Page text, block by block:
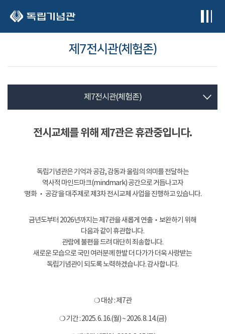
제7전시관(체험존)
제7전시관(체험존)
전시교체를 위해 제7관은 휴관중입니다.
독립기념관은 기억과 공감, 감동과 울림의 의미를 전달하는
역사적 마인드마크(mindmark) 공간으로 거듭나고자
‘평화 ‧ 공감’을 대주제로 제3차 전시교체 사업을 진행하고 있습니다.
금년도부터 2026년까지는 제7관을 새롭게 연출‧보완하기 위해
다음과 같이 휴관합니다.
관람에 불편을 드려 대단히 죄송합니다.
새로운 모습으로 국민 여러분께 한발 더 다가가 더욱 사랑받는
독립기념관이 되도록 노력하겠습니다. 감사합니다.
❍ 대상 : 제7관
❍ 기간 : 2025. 6. 16.(월) ~ 2026. 8. 14.(금)